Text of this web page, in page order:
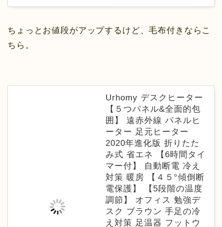
ちょっとお値段がアップするけど、毛布付きならこ
ちら。
Urhomy デスクヒーター
【５つパネル&全面的包
囲】 遠赤外線 パネルヒ
ーター 足元ヒーター
2020年進化版 折りたた
み式 省エネ 【6時間タイ
マー付】 自動断電 冷え
対策 暖房 【４５°傾倒断
電保護】 【5段階の温度
調節】 オフィス 勉強デ
スク ブラウン 手足の冷
え対策 足温器 フットウ